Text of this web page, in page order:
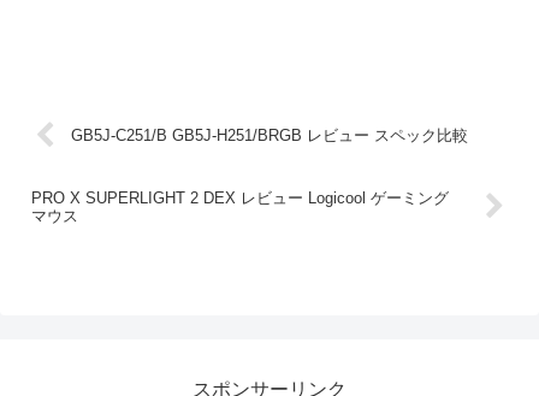
GB5J-C251/B GB5J-H251/BRGB レビュー スペック比較
PRO X SUPERLIGHT 2 DEX レビュー Logicool ゲーミング
マウス
スポンサーリンク